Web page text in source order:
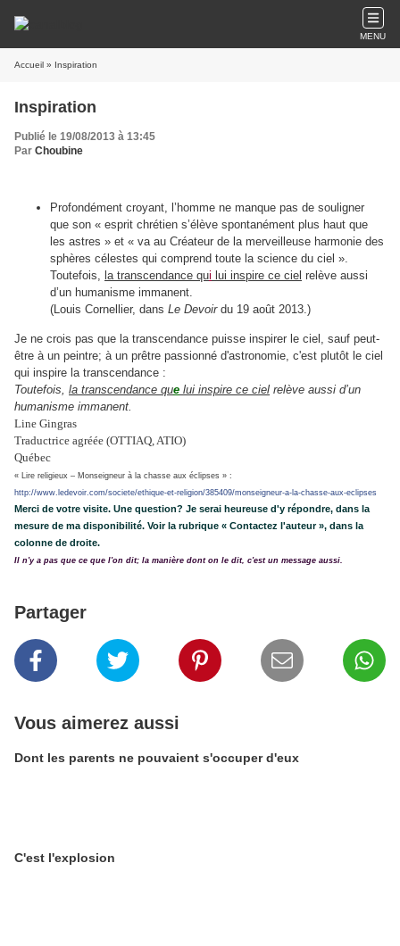
MENU
Accueil » Inspiration
Inspiration
Publié le 19/08/2013 à 13:45
Par Choubine
Profondément croyant, l’homme ne manque pas de souligner
que son « esprit chrétien s’élève spontanément plus haut que
les astres » et « va au Créateur de la merveilleuse harmonie des
sphères célestes qui comprend toute la science du ciel ».
Toutefois, la transcendance qui lui inspire ce ciel relève aussi
d’un humanisme immanent.
(Louis Cornellier, dans Le Devoirdu 19 août 2013.)
Je ne crois pas que la transcendance puisse inspirer le ciel, sauf peut-
être à un peintre; à un prêtre passionné d'astronomie, c'est plutôt le ciel
qui inspire la transcendance :
Toutefois, la transcendance que lui inspire ce ciel relève aussi d’un
humanisme immanent.
Line Gingras
Traductrice agréée (OTTIAQ, ATIO)
Québec
« Lire religieux – Monseigneur à la chasse aux éclipses » :
http://www.ledevoir.com/societe/ethique-et-religion/385409/monseigneur-a-la-chasse-aux-eclipses
Merci de votre visite. Une question? Je serai heureuse d'y répondre, dans la
mesure de ma disponibilité. Voir la rubrique « Contactez l'auteur », dans la
colonne de droite.
Il n'y a pas que ce que l'on dit; la manière dont on le dit, c'est un message aussi.
Partager
Vous aimerez aussi
Dont les parents ne pouvaient s'occuper d'eux
C'est l'explosion